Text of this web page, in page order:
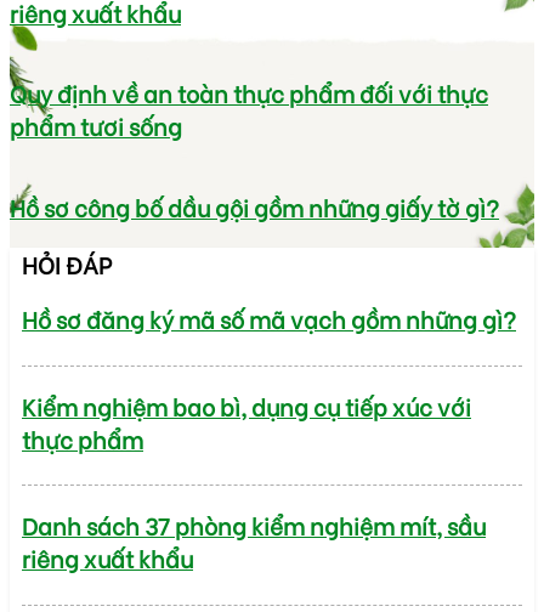
riêng xuất khẩu
Quy định về an toàn thực phẩm đối với thực
phẩm tươi sống
Hồ sơ công bố dầu gội gồm những giấy tờ gì?
HỎI ĐÁP
Hồ sơ đăng ký mã số mã vạch gồm những gì?
Kiểm nghiệm bao bì, dụng cụ tiếp xúc với
thực phẩm
Danh sách 37 phòng kiểm nghiệm mít, sầu
riêng xuất khẩu